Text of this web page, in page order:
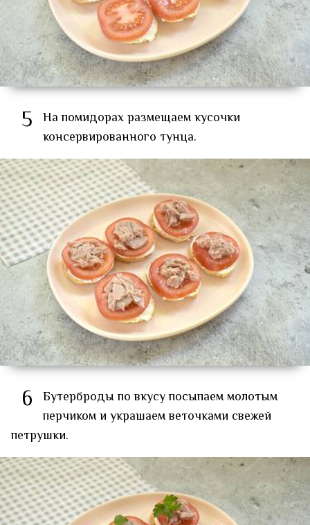
5 На помидорах размещаем кусочки
консервированного тунца.
6 Бутерброды по вкусу посыпаем молотым
перчиком и украшаем веточками свежей
петрушки.